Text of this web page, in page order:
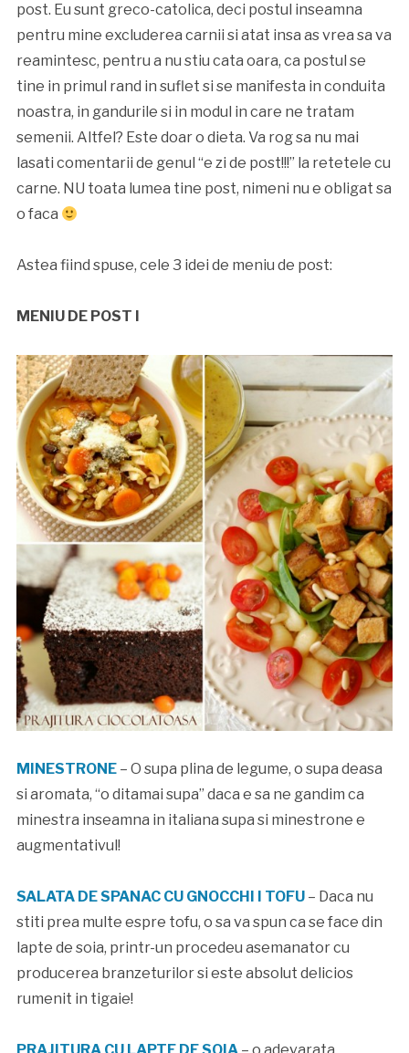
post. Eu sunt greco-catolica, deci postul inseamna
pentru mine excluderea carnii si atat insa as vrea sa va
reamintesc, pentru a nu stiu cata oara, ca postul se
tine in primul rand in suflet si se manifesta in conduita
noastra, in gandurile si in modul in care ne tratam
semenii. Altfel? Este doar o dieta. Va rog sa nu mai
lasati comentarii de genul “e zi de post!!!” la retetele cu
carne. NU toata lumea tine post, nimeni nu e obligat sa
o faca
Astea fiind spuse, cele 3 idei de meniu de post:
MENIU DE POST I
MINESTRONE– O supa plina de legume, o supa deasa
si aromata, “o ditamai supa” daca e sa ne gandim ca
minestra inseamna in italiana supa si minestrone e
augmentativul!
SALATA DE SPANAC CU GNOCCHI I TOFU– Daca nu
stiti prea multe espre tofu, o sa va spun ca se face din
lapte de soia, printr-un procedeu asemanator cu
producerea branzeturilor si este absolut delicios
rumenit in tigaie!